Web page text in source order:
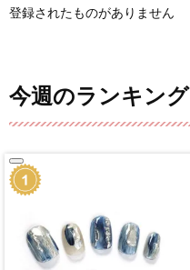
登録されたものがありません
今週のランキング